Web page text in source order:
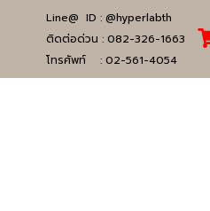
Line@ ID : @hyperlabth
ติดต่อด่วน : 082-326-1663
โทรศัพท์ : 02-561-4054